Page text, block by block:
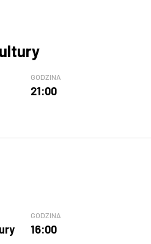
GODZINA
21:00
GODZINA
16:00